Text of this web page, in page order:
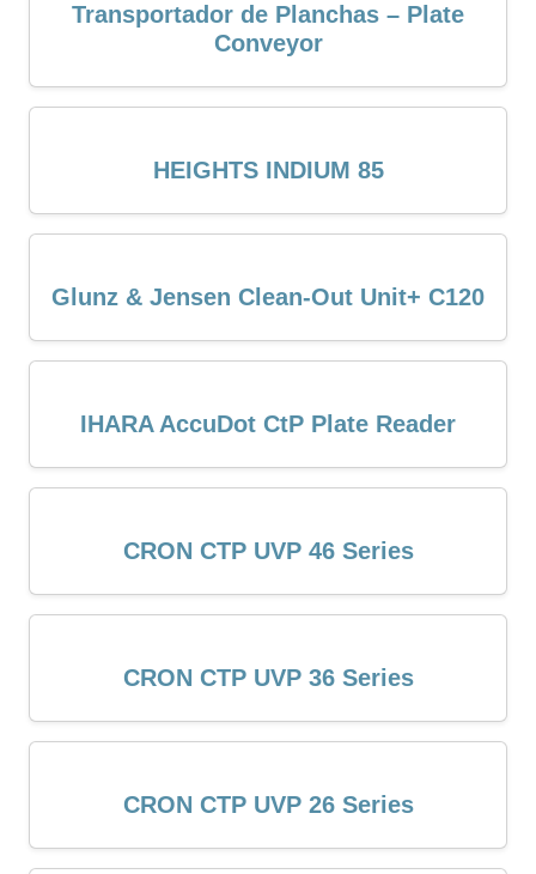
Transportador de Planchas – Plate
Conveyor
HEIGHTS INDIUM 85
Glunz & Jensen Clean-Out Unit+ C120
IHARA AccuDot CtP Plate Reader
CRON CTP UVP 46 Series
CRON CTP UVP 36 Series
CRON CTP UVP 26 Series